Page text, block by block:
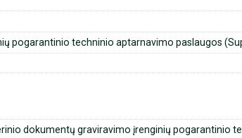
pogarantinio techninio aptarnavimo paslaugos
dokumentų graviravimo įrenginių pogarantinio